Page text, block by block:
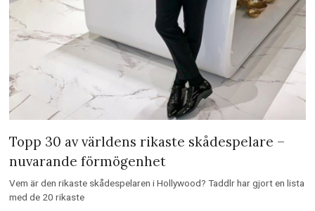
Topp 30 av världens rikaste skådespelare –
nuvarande förmögenhet
Vem är den rikaste skådespelaren i Hollywood? Taddlr har gjort en lista
med de 20 rikaste